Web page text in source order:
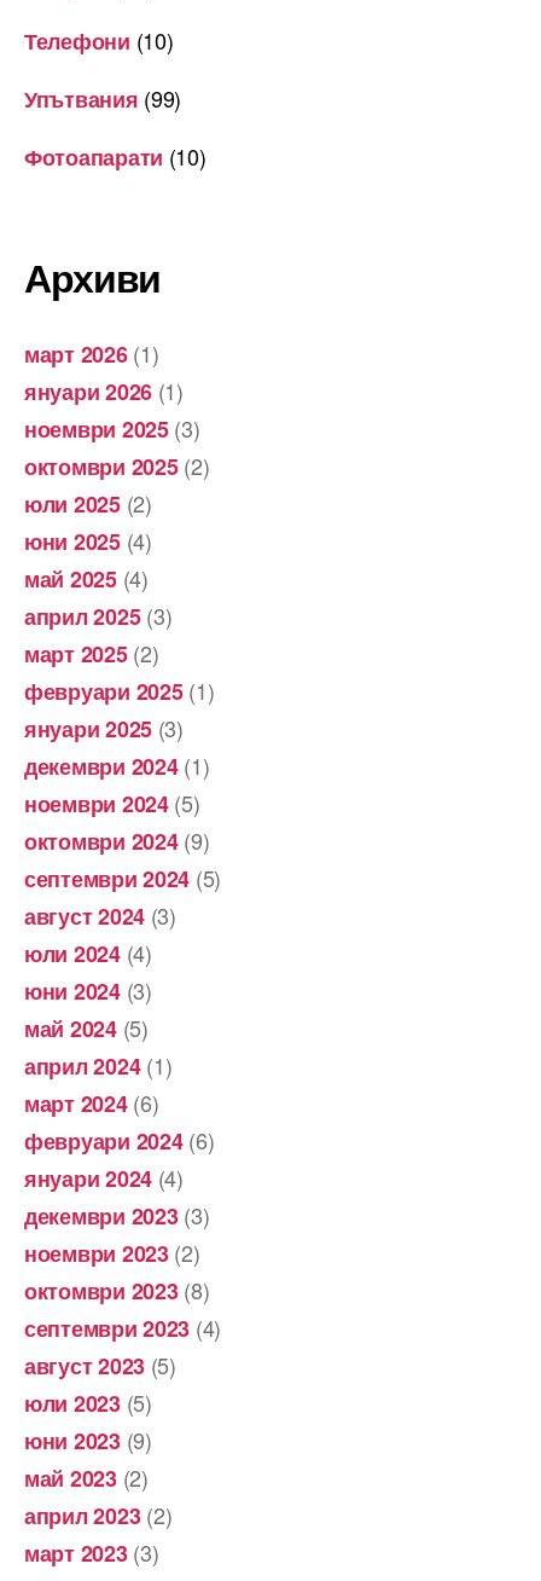
Телефони (10)
Упътвания (99)
Фотоапарати (10)
Архиви
март 2026(1)
януари 2026 (1)
ноември 2025(3)
октомври 2025(2)
юли 2025(2)
юни 2025(4)
май 2025(4)
април 2025(3)
март 2025(2)
февруари 2025(1)
януари 2025 (3)
декември 2024(1)
ноември 2024(5)
октомври 2024(9)
септември 2024 (5)
август 2024 (3)
юли 2024(4)
юни 2024(3)
май 2024(5)
април 2024(1)
март 2024(6)
февруари 2024(6)
януари 2024 (4)
декември 2023(3)
ноември 2023(2)
октомври 2023(8)
септември 2023 (4)
август 2023 (5)
юли 2023(5)
юни 2023(9)
май 2023(2)
април 2023(2)
март 2023(3)